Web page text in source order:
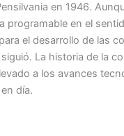
en 1946.
programable en el
el desarrollo de las
La historia de la
a los avances
día.